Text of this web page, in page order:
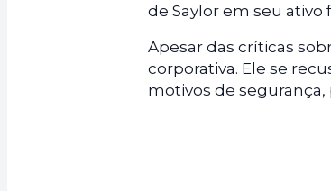
de Saylor em seu ativo
Apesar das críticas
corporativa. Ele se
motivos de